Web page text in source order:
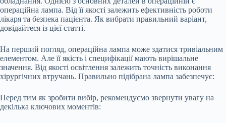
операційна лампа. Від її якості залежить ефективність роботи
лікаря та безпека пацієнта. Як вибрати правильний варіант,
довідайтеся із цієї статті.
На перший погляд, операційна лампа може здатися тривіальним
елементом. Але її якість і специфікації мають вирішальне
значення. Від якості освітлення залежить точність виконання
хірургічних втручань. Правильно підібрана лампа забезпечує:
Перед тим як зробити вибір, рекомендуємо звернути увагу на
декілька ключових моментів: